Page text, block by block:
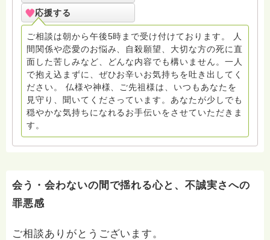
寺にもお気軽に遊びに来てください。
応援する
ご相談は朝から午後5時まで受け付けております。 人
間関係や恋愛のお悩み、自殺願望、大切な方の死に直
面した苦しみなど、どんな内容でも構いません。一人
で抱え込まずに、ぜひお辛いお気持ちを吐き出してく
ださい。 仏様や神様、ご先祖様は、いつもあなたを
見守り、聞いてくださっています。あなたが少しでも
穏やかな気持ちになれるお手伝いをさせていただきま
す。
会う・会わないの間で揺れる心と、不誠実さへの
罪悪感
ご相談ありがとうございます。